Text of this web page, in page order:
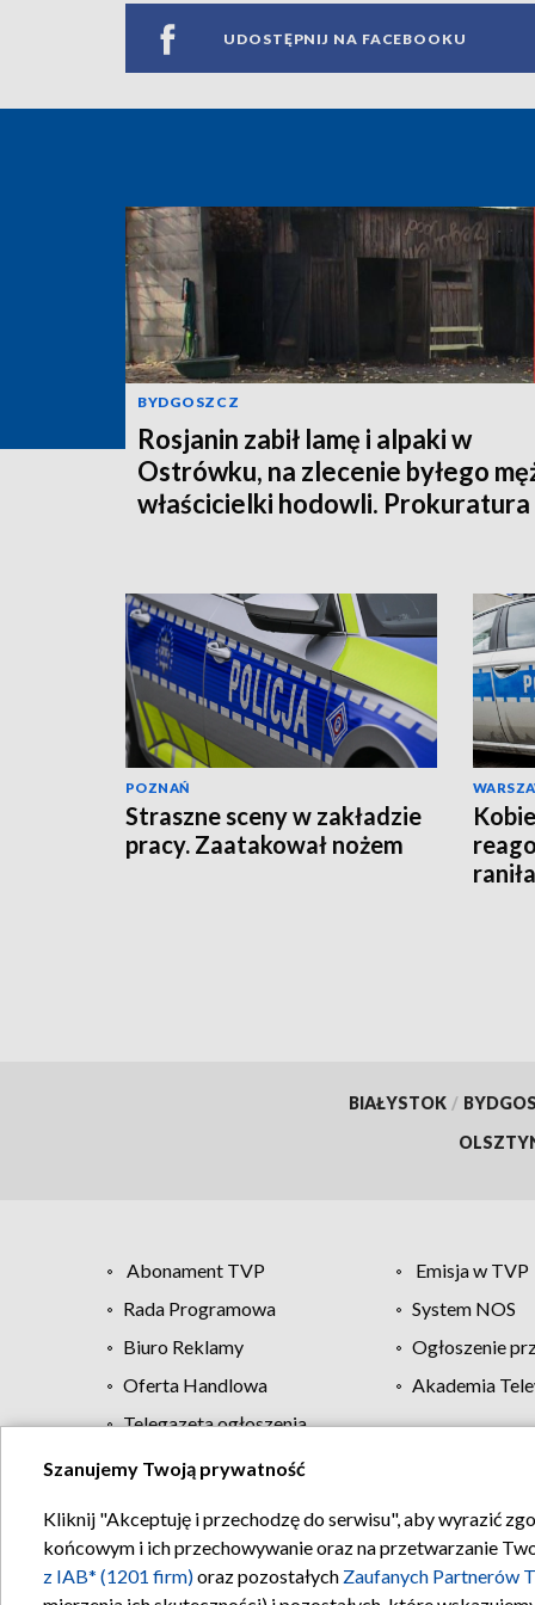
UDOSTĘPNIJ NA FACEBOOKU
BYDGOSZCZ
Rosjanin zabił lamę i alpaki w
Ostrówku, na zlecenie byłego
właścicielki hodowli. Prokuratura
POZNAŃ
Straszne sceny w zakładzie
pracy. Zaatakował nożem
BIAŁYSTOK /
Abonament TVP
Emisja w TVP
Rada Programowa
System NOS
Biuro Reklamy
Ogłoszenie
Oferta Handlowa
Akademia
Telegazeta ogłoszenia
Regulamin TVP
Szanujemy Twoją prywatność
Kliknij "Akceptuję i przechodzę do serwisu", aby wyrazić
końcowym i ich przechowywanie oraz na przetwarzanie
z IAB* (1201 firm)oraz pozostałych Zaufanych Partnerów